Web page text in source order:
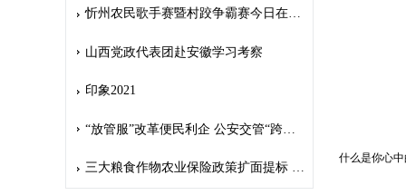
忻州农民歌手赛暨村跤争霸赛今日在堡子山庄开赛
山西党政代表团赴安徽学习考察
印象2021
三大粮食作物农业保险政策扩面提标 保险护航 安心种粮
什么是你心中